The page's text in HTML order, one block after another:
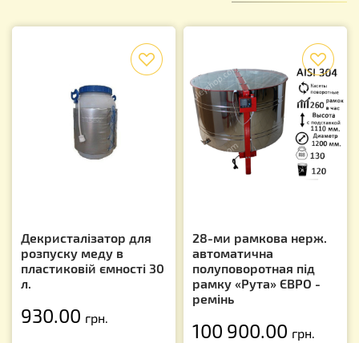
Декристалізатор для
розпуску меду в
пластиковій ємності 30
л.
930.00 грн.
28-ми рамкова нерж.
автоматична
полуповоротная під
рамку «Рута» ЄВРО -
ремінь
100 900.00 грн.